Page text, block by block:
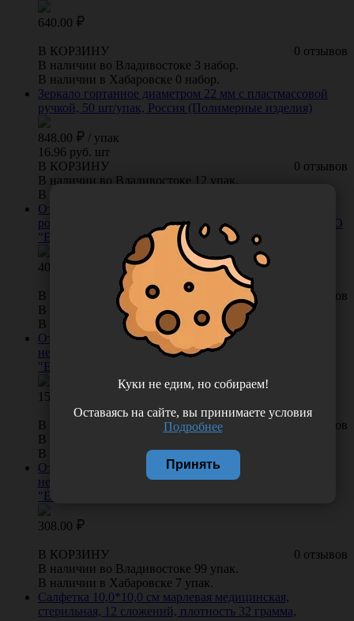
640.00
0 отзывов
В КОРЗИНУ
В наличии во Владивостоке 3 набор.
В наличии в Хабаровске 0 набор.
Зеркало гортанное диаметром 22 мм с пластмассовой
ручкой, 50 шт/упак, Россия (Полимерные изделия)
848.00 / упак
16.96 руб. шт
0 отзывов
В КОРЗИНУ
В наличии во Владивостоке 12 упак.
В наличии в Хабаровске 0 упак.
Отрез марлевый медицинский в отрезе 0,9*10 м (в
ролике) нестерильный, плотность 39 г/м2, Россия (ООО
"Емельянъ Савостинъ. Ватная Фабрика")
408.00
0 отзывов
В КОРЗИНУ
В наличии во Владивостоке 91 упак.
В наличии в Хабаровске 0 упак.
Отрез марлевый медицинский в отрезе 0,9*5 м
нестерильный, плотность 36 г/м2, Россия (ООО
"Емельянъ Савостинъ. Ватная Фабрика")
157.00
0 отзывов
В КОРЗИНУ
В наличии во Владивостоке 196 упак.
В наличии в Хабаровске 0 упак.
Отрез марлевый медицинский в отрезе 0,9*10 м
нестерильный, плотность 36 г/м2, Россия (ООО
"Емельянъ Савостинъ. Ватная Фабрика")
308.00
0 отзывов
В КОРЗИНУ
В наличии во Владивостоке 99 упак.
В наличии в Хабаровске 7 упак.
Салфетка 10,0*10,0 см марлевая медицинская,
стерильная, 12 сложений, плотность 32 грамма,
Куки не едим, но собираем!
Оставаясь на сайте, вы принимаете условия
Подробнее
Принять